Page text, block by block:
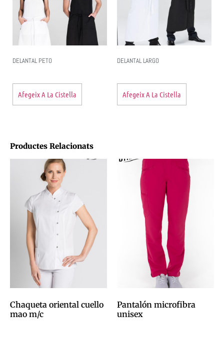
DELANTAL PETO
Afegeix A La Cistella
DELANTAL LARGO
Afegeix A La Cistella
Productes Relacionats
Chaqueta oriental cuello
mao m/c
Pantalón microfibra
unisex